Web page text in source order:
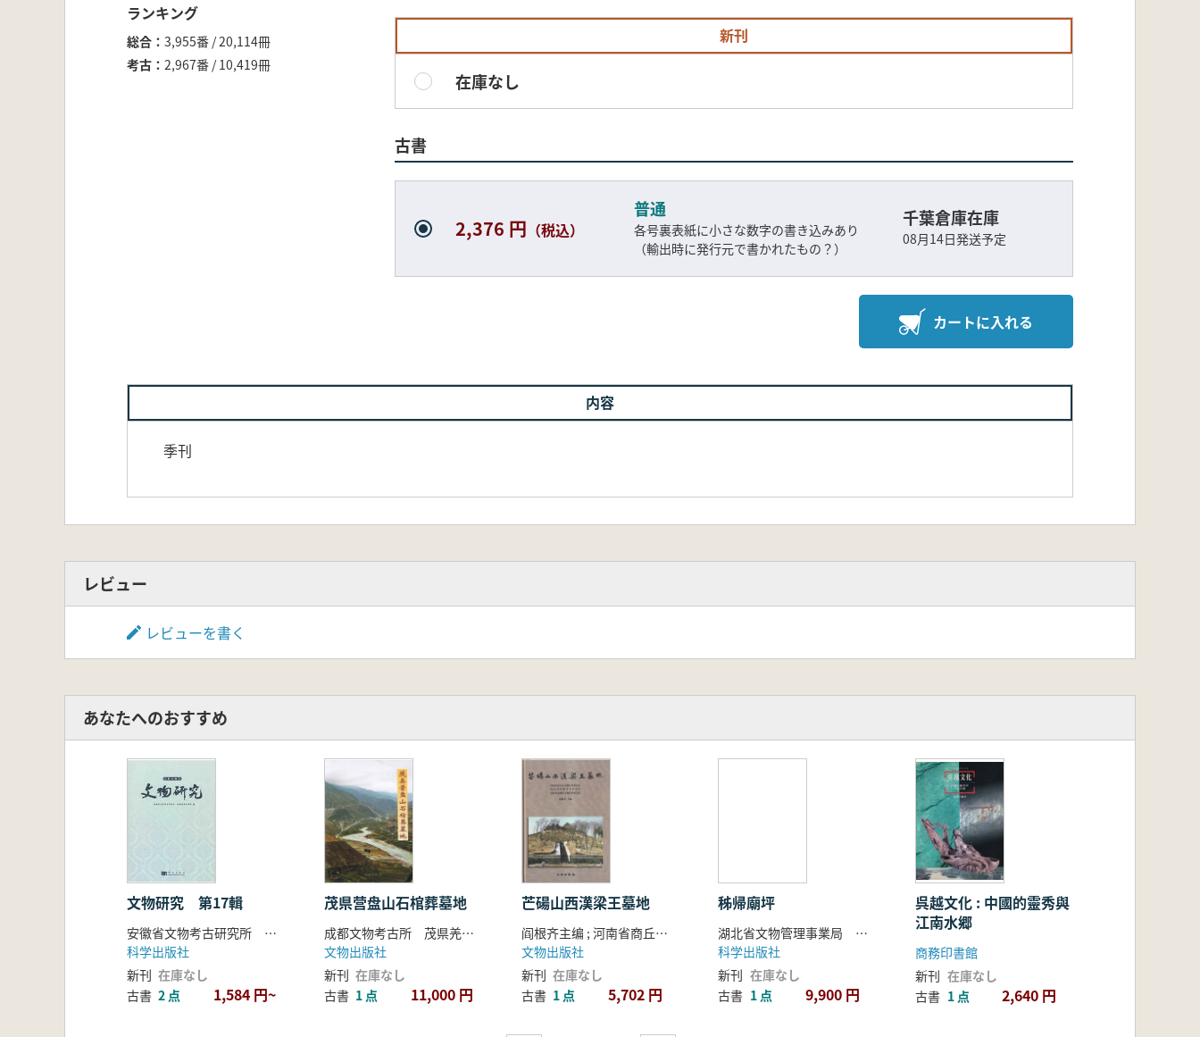
ランキング
総合
3,955番 / 20,114冊
考古
2,967番 / 10,419冊
新刊
在庫なし
古書
2,376 円 （税込）
普通
各号裏表紙に小さな数字の書き込みあり
（輸出時に発行元で書かれたもの？）
千葉倉庫在庫
08月14日発送予定
カートに入れる
内容
季刊
レビュー
レビューを書く
あなたへのおすすめ
文物研究 第17輯
安徽省文物考古研究所 安徽省考古学会編著
科学出版社
新刊 在庫なし
古書 2 点 1,584 円~
茂県营盘山石棺葬墓地
成都文物考古所 茂県羌族博物館等編著
文物出版社
新刊 在庫なし
古書 1 点 11,000 円
芒碭山西漢梁王墓地
阎根齐主编 ; 河南省商丘市文物管理委员会, 河南省文物考古研究所, 河南省永城市文物管理委员会 [编著]
文物出版社
新刊 在庫なし
古書 1 点 5,702 円
秭帰廟坪
湖北省文物管理事業局 湖北省三峡工程移民局編
科学出版社
新刊 在庫なし
古書 1 点 9,900 円
呉越文化 : 中國的靈秀與
江南水郷
商務印書館
新刊 在庫なし
古書 1 点 2,640 円